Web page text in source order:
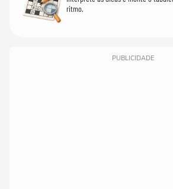
ritmo.
PUBLICIDADE